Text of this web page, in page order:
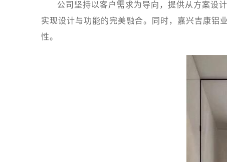
公司坚持以客户需求为导向，提供从方案设
实现设计与功能的完美融合。同时，嘉兴吉康铝
性。